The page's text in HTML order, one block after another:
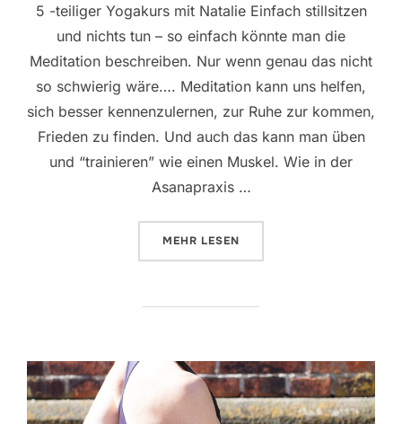
5 -teiliger Yogakurs mit Natalie Einfach stillsitzen
und nichts tun – so einfach könnte man die
Meditation beschreiben. Nur wenn genau das nicht
so schwierig wäre…. Meditation kann uns helfen,
sich besser kennenzulernen, zur Ruhe zur kommen,
Frieden zu finden. Und auch das kann man üben
und “trainieren” wie einen Muskel. Wie in der
Asanapraxis …
MEHR ÜBER „YOGA UND MEDITATION“
LESEN